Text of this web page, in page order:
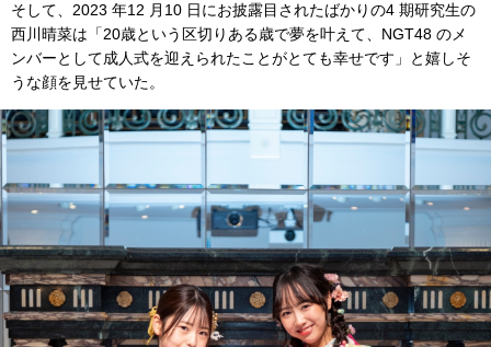
そして、2023 年12 月10 日にお披露目されたばかりの4 期研究生の
西川晴菜は「20歳という区切りある歳で夢を叶えて、NGT48 のメ
ンバーとして成人式を迎えられたことがとても幸せです」と嬉しそ
うな顔を見せていた。